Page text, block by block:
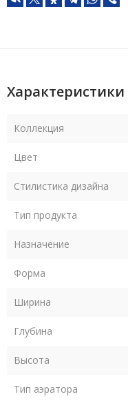
Характеристики
Коллекция
Цвет
Стилистика дизайна
Тип продукта
Назначение
Форма
Ширина
Глубина
Высота
Тип аэратора